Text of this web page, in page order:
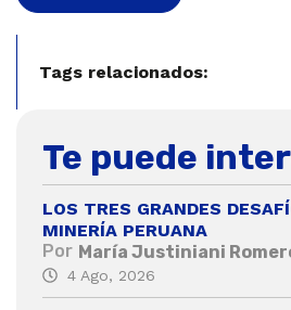
Tags relacionados:
Te puede
LOS TRES GRANDES
MINERÍA PERUANA
Por María Justiniani
4 Ago, 2026